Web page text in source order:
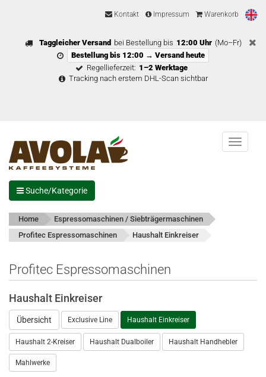
Kontakt Impressum Warenkorb
Taggleicher Versand bei Bestellung bis 12:00 Uhr (Mo–Fr)
Bestellung bis 12:00 → Versand heute
Regellieferzeit: 1–2 Werktage
Tracking nach erstem DHL-Scan sichtbar
Menu
Suche/Kategorie
Home
Espressomaschinen / Siebträgermaschinen
Profitec Espressomaschinen
Haushalt Einkreiser
Profitec Espressomaschinen
Haushalt Einkreiser
Übersicht Exclusive Line Haushalt Einkreiser
Haushalt 2-Kreiser Haushalt Dualboiler Haushalt Handhebler
Mahlwerke